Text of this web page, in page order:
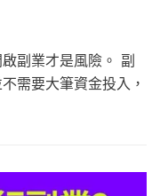
副業才是風險。 副
需要大筆資金投入，